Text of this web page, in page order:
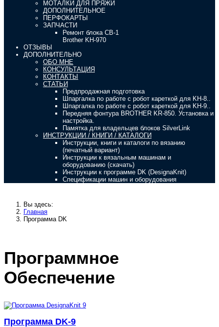
МОТАЛКИ ДЛЯ ПРЯЖИ
ДОПОЛНИТЕЛЬНОЕ
ПЕРФОКАРТЫ
ЗАПЧАСТИ
Ремонт блока CB-1
Brother KH-970
ОТЗЫВЫ
ДОПОЛНИТЕЛЬНО
ОБО МНЕ
КОНСУЛЬТАЦИЯ
КОНТАКТЫ
СТАТЬИ
Предпродажная подготовка
Шпаргалка по работе с робот кареткой для KH-8..
Шпаргалка по работе с робот кареткой для KH-9..
Передняя фонтура BROTHER KR-850. Установка и
настройка.
Памятка для владельцев блоков SilverLink
ИНСТРУКЦИИ / КНИГИ / КАТАЛОГИ
Инструкции, книги и каталоги по вязанию
(печатный вариант)
Инструкции к вязальным машинам и
оборудованию (скачать)
Инструкции к программе DK (DesignaKnit)
Спецификации машин и оборудования
Вы здесь:
Главная
Программа DK
Программное
Обеспечение
Программа DK-9